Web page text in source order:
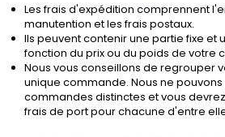
Les frais d'expédition comprennent
manutention et les frais postaux.
Ils peuvent contenir une partie fixe et
fonction du prix ou du poids de votre
Nous vous conseillons de regrouper
unique commande. Nous ne
commandes distinctes et vous
frais de port pour chacune d'entre